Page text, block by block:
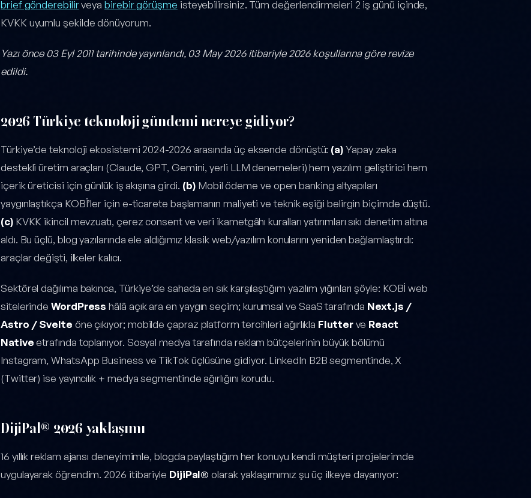
brief gönderebilirveyabirebir görüşme isteyebilirsiniz. Tüm değerlendirmeleri 2 iş günü içinde,
KVKK uyumlu şekilde dönüyorum.
Yazı önce 03 Eyl 2011 tarihinde yayınlandı, 03 May 2026 itibariyle 2026 koşullarına göre revize
edildi.
2026 Türkiye teknoloji gündemi nereye gidiyor?
Türkiye’de teknoloji ekosistemi 2024-2026 arasında üç eksende dönüştü: (a)Yapay zeka
destekli üretim araçları (Claude, GPT, Gemini, yerli LLM denemeleri) hem yazılım geliştirici hem
içerik üreticisi için günlük iş akışına girdi. (b) Mobil ödeme ve open banking altyapıları
yaygınlaştıkça KOBİ’ler için e-ticarete başlamanın maliyeti ve teknik eşiği belirgin biçimde düştü.
(c)KVKK ikincil mevzuatı, çerez consent ve veri ikametgâhı kuralları yatırımları sıkı denetim altına
aldı. Bu üçlü, blog yazılarında ele aldığımız klasik web/yazılım konularını yeniden bağlamlaştırdı:
araçlar değişti, ilkeler kalıcı.
Sektörel dağılıma bakınca, Türkiye’de sahada en sık karşılaştığım yazılım yığınları şöyle: KOBİ web
sitelerindeWordPress hâlâ açık ara en yaygın seçim; kurumsal ve SaaS tarafında Next.js /
Astro / Svelte öne çıkıyor; mobilde çapraz platform tercihleri ağırlıkla Flutterve React
Nativeetrafında toplanıyor. Sosyal medya tarafında reklam bütçelerinin büyük bölümü
Instagram, WhatsApp Business ve TikTok üçlüsüne gidiyor. LinkedIn B2B segmentinde, X
(Twitter) ise yayıncılık + medya segmentinde ağırlığını korudu.
DijiPal® 2026 yaklaşımı
16 yıllık reklam ajansı deneyimimle, blogda paylaştığım her konuyu kendi müşteri projelerimde
uygulayarak öğrendim. 2026 itibariyle DijiPal® olarak yaklaşımımız şu üç ilkeye dayanıyor: